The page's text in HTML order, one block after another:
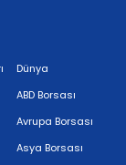
Dünya
ABD Borsası
Avrupa Borsası
Asya Borsası